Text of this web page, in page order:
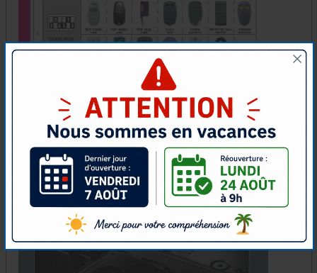
NOTICE MULTI CLONER 3 CODE FIXE